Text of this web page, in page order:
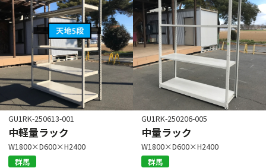
GU1RK-250613-001
中軽量ラック
W1800×D600×H2400
群馬
GU1RK-250206-005
中量ラック
W1800×D600×H2400
群馬